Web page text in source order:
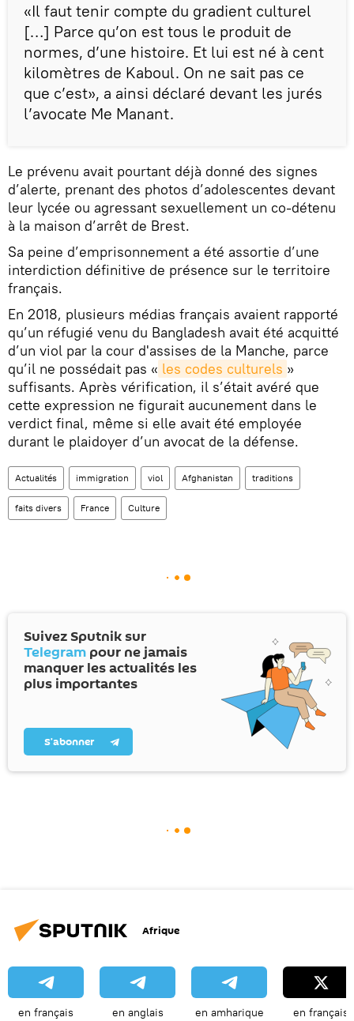
«Il faut tenir compte du gradient culturel
[…] Parce qu’on est tous le produit de
normes, d’une histoire. Et lui est né à cent
kilomètres de Kaboul. On ne sait pas ce
que c’est», a ainsi déclaré devant les jurés
l’avocate Me Manant.
Le prévenu avait pourtant déjà donné des signes
d’alerte, prenant des photos d’adolescentes devant
leur lycée ou agressant sexuellement un co-détenu
à la maison d’arrêt de Brest.
Sa peine d’emprisonnement a été assortie d’une
interdiction définitive de présence sur le territoire
français.
En 2018, plusieurs médias français avaient rapporté
qu’un réfugié venu du Bangladesh avait été acquitté
d’un viol par la cour d'assises de la Manche, parce
qu’il ne possédait pas « les codes culturels »
suffisants. Après vérification, il s’était avéré que
cette expression ne figurait aucunement dans le
verdict final, même si elle avait été employée
durant le plaidoyer d’un avocat de la défense.
Actualités immigration viol Afghanistan traditions
faits divers France Culture
Suivez Sputnik sur
Telegram pour ne jamais
manquer les actualités les
plus importantes
S’abonner
Afrique
en français en anglais en amharique en français